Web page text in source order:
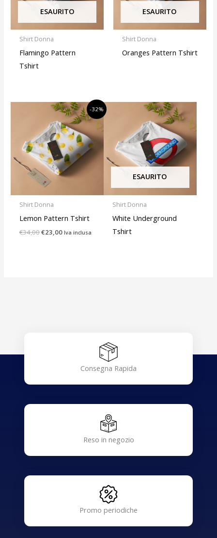
ESAURITO
Shirt Donna
Flamingo Pattern
Tshirt
ESAURITO
Shirt Donna
Oranges Pattern Tshirt
-32%
Shirt Donna
Lemon Pattern Tshirt
€34,00
prezzo
originale
era:
€34,00.
€23,00
Il
prezzo
attuale
è:
€23,00.
Iva inclusa
ESAURITO
Shirt Donna
White Underground
Tshirt
Consegna Rapida
Reso in negozio
Promo periodiche